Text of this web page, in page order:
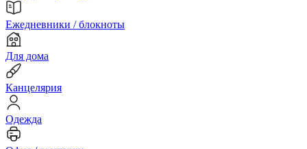
Ежедневники / блокноты
Для дома
Канцелярия
Одежда